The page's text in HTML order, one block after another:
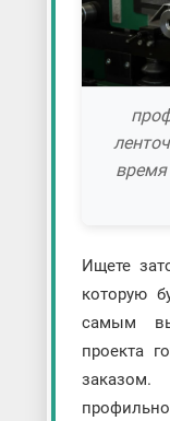
Ищете
которую
самым
проекта